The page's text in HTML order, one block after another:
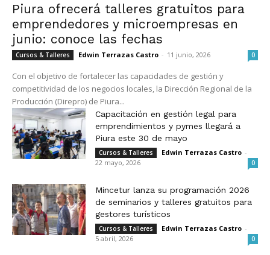
Piura ofrecerá talleres gratuitos para
emprendedores y microempresas en
junio: conoce las fechas
Cursos & Talleres Edwin Terrazas Castro - 11 junio, 2026 0
Con el objetivo de fortalecer las capacidades de gestión y
competitividad de los negocios locales, la Dirección Regional de la
Producción (Direpro) de Piura...
Capacitación en gestión legal para
emprendimientos y pymes llegará a
Piura este 30 de mayo
Cursos & Talleres Edwin Terrazas Castro -
22 mayo, 2026
0
Mincetur lanza su programación 2026
de seminarios y talleres gratuitos para
gestores turísticos
Cursos & Talleres Edwin Terrazas Castro -
5 abril, 2026
0